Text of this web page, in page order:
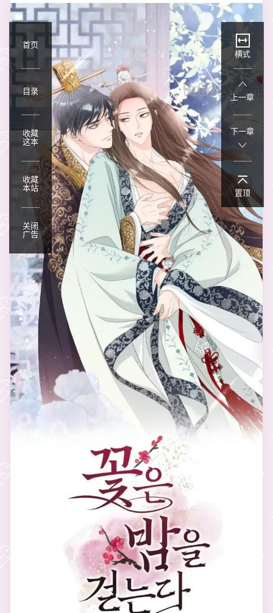
首页
目录
收藏
这本
收藏
本站
关闭
广告
横式
上一章
下一章
置顶